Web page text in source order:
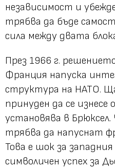
независимост и
трябва да бъде
сила между двата
През 1966 г.
Франция напуска
структура на НАТО.
принуден да се
установява в
трябва да напуснат
Това е шок за
символичен успех за